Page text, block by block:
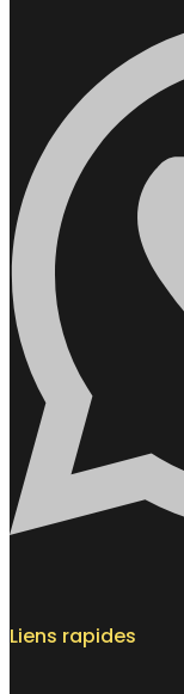
Liens rapides